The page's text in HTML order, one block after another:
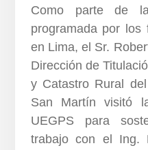
Como parte de
programada por los
en Lima, el Sr.
Dirección de
y Catastro Rural
San Martín visitó
UEGPS para
trabajo con el Ing.